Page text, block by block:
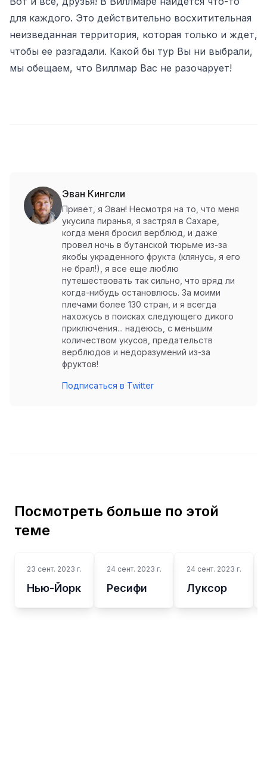
для каждого. Это действительно восхитительная
неизведанная территория, которая только и ждет,
чтобы ее разгадали. Какой бы тур Вы ни выбрали,
мы обещаем, что Виллмар Вас не разочарует!
Эван Кингсли
Привет, я Эван! Несмотря на то, что меня
укусила пиранья, я застрял в Сахаре,
когда меня бросил верблюд, и даже
провел ночь в бутанской тюрьме из-за
якобы украденного фрукта (клянусь, я его
не брал!), я все еще люблю
путешествовать так сильно, что вряд ли
когда-нибудь остановлюсь. За моими
плечами более 130 стран, и я всегда
нахожусь в поисках следующего дикого
приключения... надеюсь, с меньшим
количеством укусов, предательств
верблюдов и недоразумений из-за
фруктов!
Подписаться в Twitter
Посмотреть больше по этой
теме
23 сент. 2023 г.
Нью-Йорк
24 сент. 2023 г.
Ресифи
24 сент. 2023 г.
Луксор